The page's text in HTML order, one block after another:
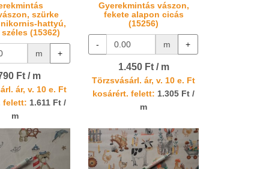
szürke
hattyú,
(15362)
m +
Ft / m
ár, v. 10 e. Ft
felett: 1.611 Ft /
m
Gyerekmintás vászon,
fekete alapon cicás
(15256)
- m +
1.450 Ft / m
Törzsvásárl. ár, v. 10 e. Ft
kosárért. felett: 1.305 Ft /
m